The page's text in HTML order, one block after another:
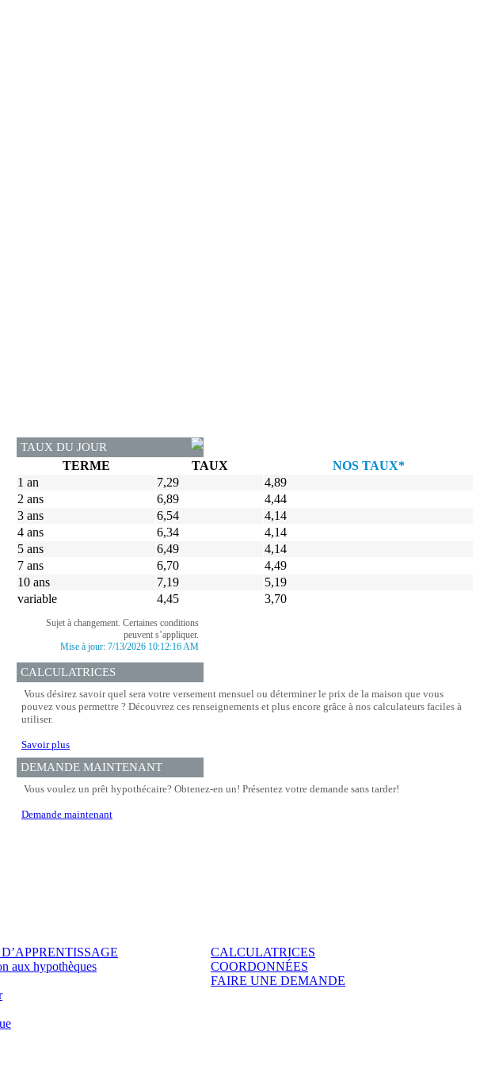
TAUX DU JOUR
TERME TAUX
NOS TAUX*
1 an
7,29
4,89
2 ans
6,89
4,44
3 ans
6,54
4,14
4 ans
6,34
4,14
5 ans
6,49
4,14
7 ans
6,70
4,49
10 ans
7,19
5,19
variable
4,45 3,70
Sujet à changement. Certaines conditions
peuvent s’appliquer.
Mise à jour: 7/13/2026 10:12:16 AM
CALCULATRICES
Vous désirez savoir quel sera votre versement mensuel ou déterminer le prix de la maison que vous
pouvez vous permettre ? Découvrez ces renseignements et plus encore grâce à nos calculateurs faciles à
utiliser.
Savoir plus
DEMANDE MAINTENANT
Vous voulez un prêt hypothécaire? Obtenez-en un! Présentez votre demande sans tarder!
Demande maintenant
aux hypothèques
CALCULATRICES
COORDONNÉES
FAIRE UNE DEMANDE